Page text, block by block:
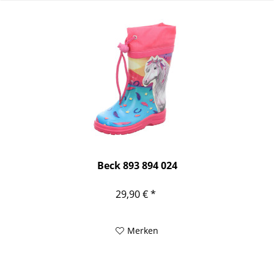
Beck 893 894 024
29,90 € *
Merken